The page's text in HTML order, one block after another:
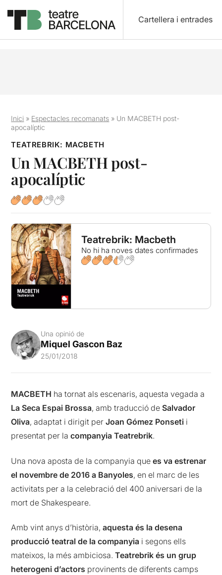
Cartellera i entrades
Inici » Espectacles recomanats » Un MACBETH post-
apocalíptic
TEATREBRIK: MACBETH
Un MACBETH post-
apocalíptic
Teatrebrik: Macbeth
No hi ha noves dates confirmades
Una opinió de
Miquel Gascon Baz
25/01/2018
MACBETH ha tornat als escenaris, aquesta vegada a
La Seca Espai Brossa, amb traducció deSalvador
Oliva, adaptat i dirigit perJoan Gómez Ponseti i
presentat per lacompanyia Teatrebrik.
Una nova aposta de la companyia quees va estrenar
el novembre de 2016 a Banyoles, en el marc de les
activitats per a la celebració del 400 aniversari de la
mort de Shakespeare.
Amb vint anys d’història,aquesta és la desena
producció teatral de la companyia i segons ells
mateixos, la més ambiciosa.Teatrebrik és un grup
heterogeni d’actors provinents de diferents camps